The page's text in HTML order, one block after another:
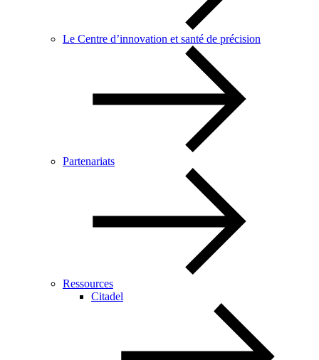
Le Centre d’innovation et santé de précision
Partenariats
Ressources
Citadel